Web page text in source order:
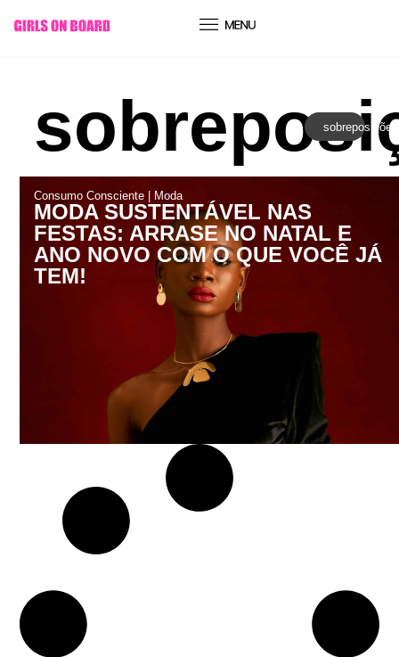
conteúdo
sobreposições
Consumo Consciente Moda
MODA SUSTENTÁVEL NAS
FESTAS: ARRASE NO NATAL E
ANO NOVO COM O QUE VOCÊ JÁ
TEM!